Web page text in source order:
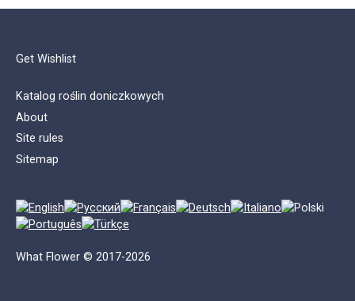
Get Wishlist
Katalog roślin doniczkowych
About
Site rules
Sitemap
What Flower © 2017-2026